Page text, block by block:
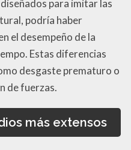
para imitar las
podría haber
el desempeño de la
Estas diferencias
desgaste prematuro o
de fuerzas.
más extensos